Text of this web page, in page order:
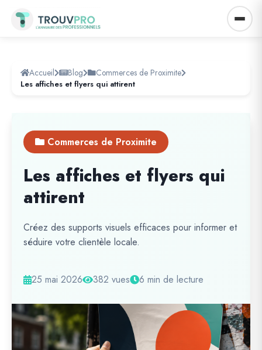
Accueil Blog Commerces de Proximite
Les affiches et flyers qui attirent
Commerces de Proximite
Les affiches et flyers qui
attirent
Créez des supports visuels efficaces pour informer et
séduire votre clientèle locale.
25 mai 2026 382 vues 6 min de lecture